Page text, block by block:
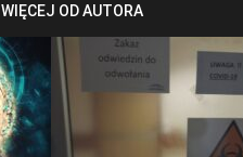
WIĘCEJ OD AUTORA